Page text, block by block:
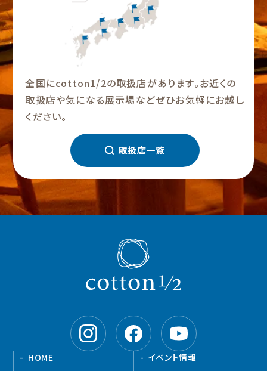
全国にcotton1/2の取扱店があります。お近くの
取扱店や気になる展示場などぜひお気軽にお越し
ください。
取扱店一覧
HOME
イベント情報